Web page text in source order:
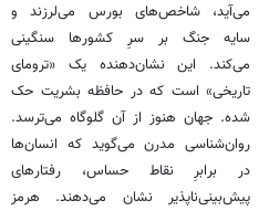
می‌آید، شاخص‌های بورس می‌لرزند و
سایه جنگ بر سرِ کشورها سنگینی
می‌کند. این نشان‌دهنده یک «ترومای
تاریخی» است که در حافظه بشریت حک
شده. جهان هنوز از آن گلوگاه می‌ترسد.
روان‌شناسی مدرن می‌گوید که انسان‌ها
در برابرِ نقاط حساس، رفتارهای
پیش‌بینی‌ناپذیر نشان می‌دهند. هرمز